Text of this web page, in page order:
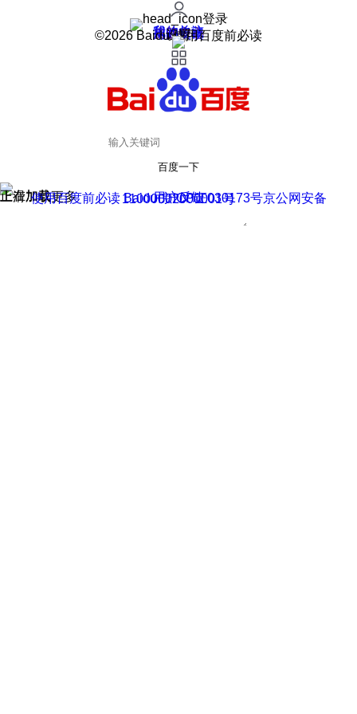
登录
我的关注
我的收藏
皮肤中心
用户反馈
设置
©2026 Baidu 使用百度前必读
百度一下
正在加载
上滑加载更多 用户反馈
使用百度前必读 Baidu 京ICP证030173号
京公网安备11000002000001号